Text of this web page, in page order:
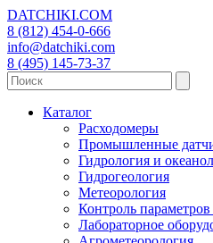
DATCHIKI.COM
8 (812) 454-0-666
info@datchiki.com
8 (495) 145-73-37
Каталог
Расходомеры
Промышленные
Гидрология и
Гидрогеология
Метеорология
Контроль
Лабораторное